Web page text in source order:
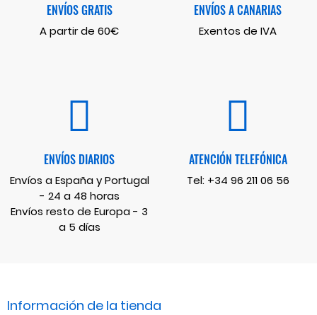
ENVÍOS GRATIS
A partir de 60€
ENVÍOS A CANARIAS
Exentos de IVA
ENVÍOS DIARIOS
Envíos a España y Portugal
- 24 a 48 horas
Envíos resto de Europa - 3
a 5 días
ATENCIÓN TELEFÓNICA
Tel: +34 96 211 06 56
Información de la tienda